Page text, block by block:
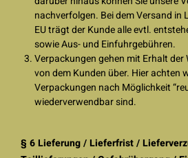
nachverfolgen. Bei dem Versand in
EU trägt der Kunde alle evtl.
sowie Aus- und Einfuhrgebühren.
Verpackungen gehen mit Erhalt der
von dem Kunden über. Hier achten
Verpackungen nach Möglichkeit
wiederverwendbar sind.
§ 6 Lieferung / Lieferfrist /